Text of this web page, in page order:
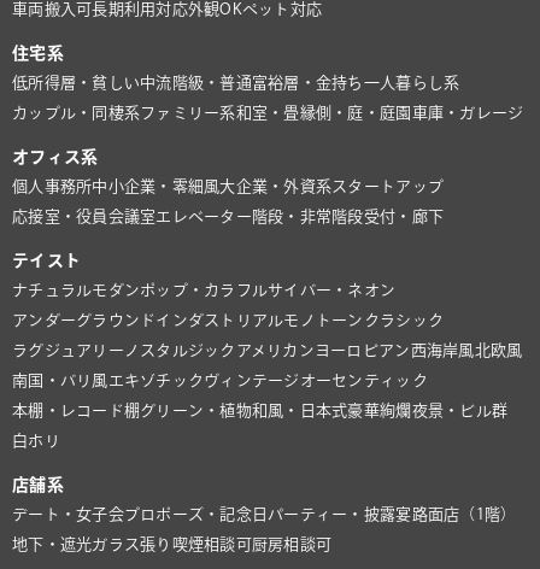
車両搬入可長期利用対応外観OKペット対応
住宅系
低所得層・貧しい中流階級・普通富裕層・金持ち 一人暮らし系
カップル・同棲系ファミリー系和室・畳縁側・庭・庭園 車庫・ガレージ
オフィス系
個人事務所中小企業・零細風大企業・外資系スタートアップ
応接室・役員会議室 エレベーター 階段・非常階段受付・廊下
テイスト
ナチュラルモダンポップ・カラフルサイバー・ネオン
アンダーグラウンド インダストリアルモノトーン クラシック
ラグジュアリー ノスタルジック アメリカン ヨーロピアン 西海岸風北欧風
南国・バリ風 エキゾチック ヴィンテージ オーセンティック
本棚・レコード棚グリーン・植物和風・日本式豪華絢爛夜景・ビル群
白ホリ
店舗系
デート・女子会プロポーズ・記念日 パーティー・披露宴路面店（1階）
地下・遮光ガラス張り 喫煙相談可 厨房相談可